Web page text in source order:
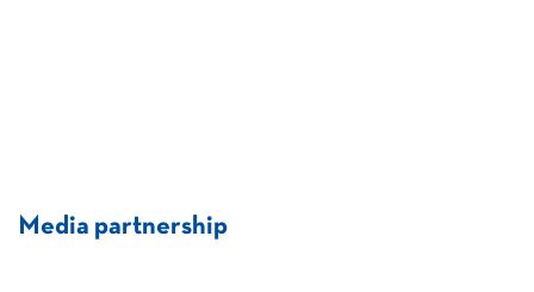
Media partnership